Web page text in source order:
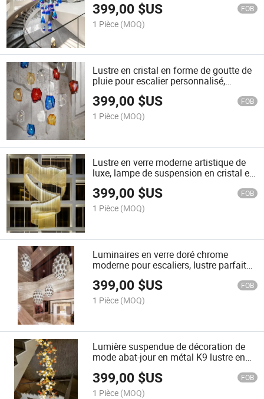
goutte d'eau personnalisée pour
l'escalier
399,00 $US FOB
1 Pièce (MOQ)
Lustre en cristal en forme de goutte de
pluie pour escalier personnalisé,
luminaire en verre coloré en spirale,
éclairage moderne pour escalier,
suspension longue
399,00 $US FOB
1 Pièce (MOQ)
Lustre en verre moderne artistique de
luxe, lampe de suspension en cristal en
forme irrégulière, luminaire pour
escalier en spirale
399,00 $US FOB
1 Pièce (MOQ)
Luminaires en verre doré chrome
moderne pour escaliers, lustre parfait
pour la décoration de maison ou de hall
d'hôtel
399,00 $US FOB
1 Pièce (MOQ)
Lumière suspendue de décoration de
mode abat-jour en métal K9 lustre en
lampe pendante créative
399,00 $US FOB
1 Pièce (MOQ)